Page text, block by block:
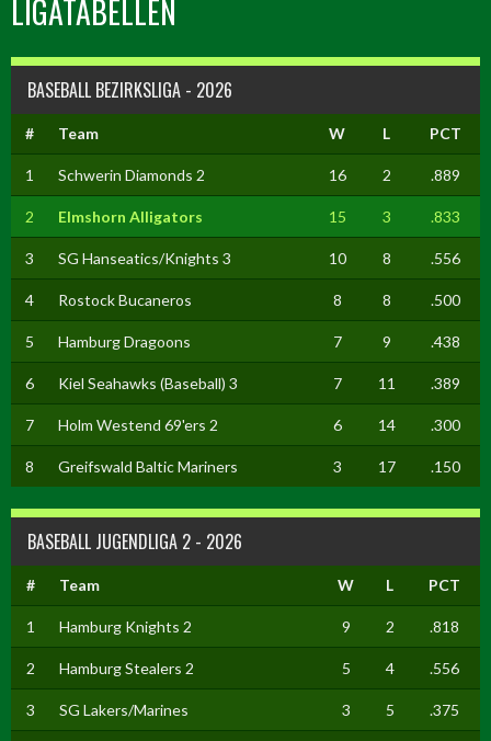
LIGATABELLEN
BASEBALL BEZIRKSLIGA - 2026
# Team W L PCT
1 Schwerin Diamonds 2 16 2 .889
2 Elmshorn Alligators 15 3 .833
3 SG Hanseatics/Knights 3 10 8 .556
4 Rostock Bucaneros 8 8 .500
5 Hamburg Dragoons 7 9 .438
6 Kiel Seahawks (Baseball) 3 7 11 .389
7 Holm Westend 69'ers 2 6 14 .300
8 Greifswald Baltic Mariners 3 17 .150
BASEBALL JUGENDLIGA 2 - 2026
# Team W L PCT
1 Hamburg Knights 2 9 2 .818
2 Hamburg Stealers 2 5 4 .556
3 SG Lakers/Marines 3 5 .375